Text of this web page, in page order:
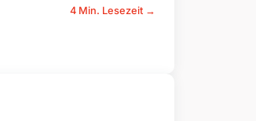
4 Min. Lesezeit →